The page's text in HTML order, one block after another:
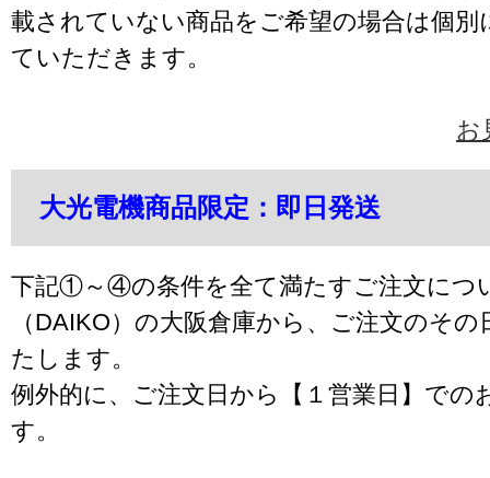
載されていない商品をご希望の場合は個別
ていただきます。
お
大光電機商品限定：即日発送
下記①～④の条件を全て満たすご注文につ
（DAIKO）の大阪倉庫から、ご注文のそ
たします。
例外的に、ご注文日から【１営業日】での
す。